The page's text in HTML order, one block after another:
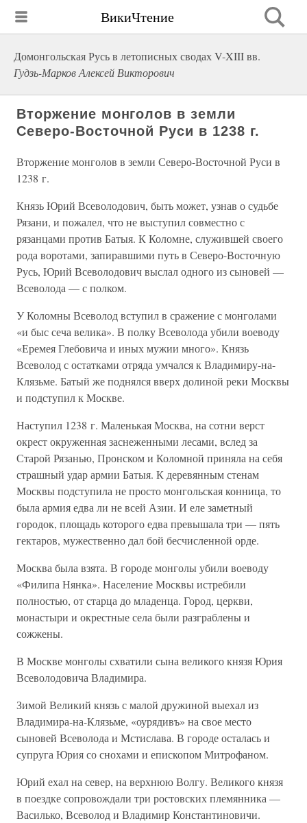
ВикиЧтение
Домонгольская Русь в летописных сводах V-XIII вв.
Гудзь-Марков Алексей Викторович
Вторжение монголов в земли
Северо-Восточной Руси в 1238 г.
Вторжение монголов в земли Северо-Восточной Руси в
1238 г.
Князь Юрий Всеволодович, быть может, узнав о судьбе
Рязани, и пожалел, что не выступил совместно с
рязанцами против Батыя. К Коломне, служившей своего
рода воротами, запиравшими путь в Северо-Восточную
Русь, Юрий Всеволодович выслал одного из сыновей —
Всеволода — с полком.
У Коломны Всеволод вступил в сражение с монголами
«и быс сеча велика». В полку Всеволода убили воеводу
«Еремея Глебовича и иных мужии много». Князь
Всеволод с остатками отряда умчался к Владимиру-на-
Клязьме. Батый же поднялся вверх долиной реки Москвы
и подступил к Москве.
Наступил 1238 г. Маленькая Москва, на сотни верст
окрест окруженная заснеженными лесами, вслед за
Старой Рязанью, Пронском и Коломной приняла на себя
страшный удар армии Батыя. К деревянным стенам
Москвы подступила не просто монгольская конница, то
была армия едва ли не всей Азии. И еле заметный
городок, площадь которого едва превышала три — пять
гектаров, мужественно дал бой бесчисленной орде.
Москва была взята. В городе монголы убили воеводу
«Филипа Нянка». Население Москвы истребили
полностью, от старца до младенца. Город, церкви,
монастыри и окрестные села были разграблены и
сожжены.
В Москве монголы схватили сына великого князя Юрия
Всеволодовича Владимира.
Зимой Великий князь с малой дружиной выехал из
Владимира-на-Клязьме, «оурядивъ» на свое место
сыновей Всеволода и Мстислава. В городе осталась и
супруга Юрия со снохами и епископом Митрофаном.
Юрий ехал на север, на верхнюю Волгу. Великого князя
в поездке сопровождали три ростовских племянника —
Василько, Всеволод и Владимир Константиновичи.